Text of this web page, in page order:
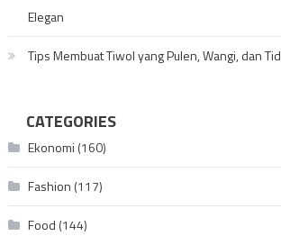
Elegan
Tips Membuat Tiwol yang Pulen, Wangi, dan
CATEGORIES
Ekonomi (160)
Fashion (117)
Food (144)